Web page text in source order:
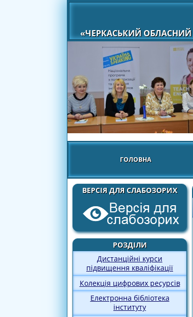
«ЧЕРКАСЬКИЙ ОБЛАСНИЙ
ГОЛОВНА
ВЕРСІЯ ДЛЯ СЛАБОЗОРИХ
РОЗДІЛИ
Дистанційні курси
підвищення кваліфікації
Колекція цифрових ресурсів
Електронна бібліотека
інституту